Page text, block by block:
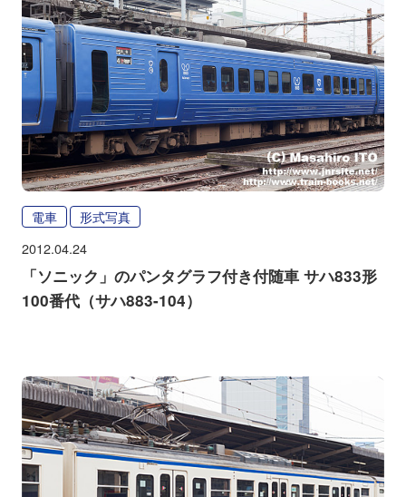
電車 形式写真
2012.04.24
「ソニック」のパンタグラフ付き付随車 サハ833形
100番代（サハ883-104）